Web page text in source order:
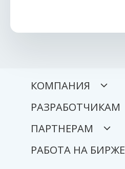
КОМПАНИЯ
РАЗРАБОТЧИКАМ
ПАРТНЕРАМ
РАБОТА НА БИРЖЕ